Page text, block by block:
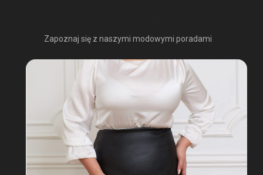
Zapoznaj się z naszymi modowymi poradami